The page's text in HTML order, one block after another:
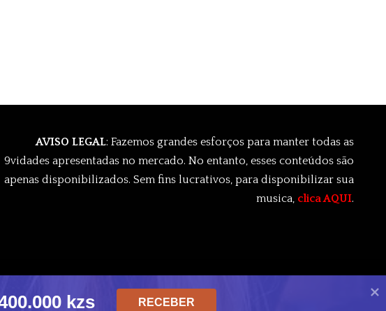
AVISO LEGAL: Fazemos grandes esforços para manter todas as
9vidades apresentadas no mercado. No entanto, esses conteúdos são
apenas disponibilizados. Sem fins lucrativos, para disponibilizar sua
musica, clica AQUI.
kzs RECEBER